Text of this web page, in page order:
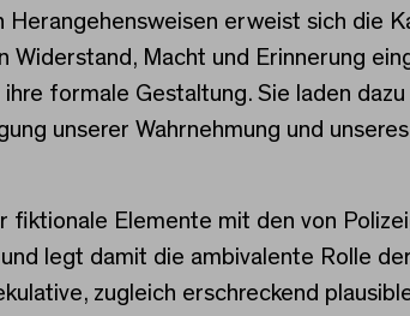
erweist sich die
Macht und Erinnerung
formale Gestaltung. Sie laden
unserer Wahrnehmung und
fiktionale Elemente mit den von
legt damit die ambivalente Rolle
zugleich erschreckend